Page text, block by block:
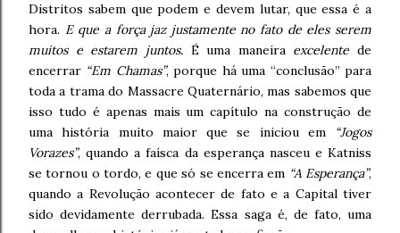
Distritos sabem que podem e devem lutar, que essa é a
hora. E que a força jaz justamente no fato de eles serem
muitos e estarem juntos.É uma maneira excelente de
encerrar “Em Chamas”, porque há uma “conclusão” para
toda a trama do Massacre Quaternário, mas sabemos que
isso tudo é apenas mais um capítulo na construção de
uma história muito maior que se iniciou em
“Jogos
Vorazes”, quando a faísca da esperança nasceu e Katniss
se tornou o tordo, e que só se encerra em “A Esperança”,
quando a Revolução acontecer de fato e a Capital tiver
sido devidamente derrubada. Essa saga é, de fato, uma